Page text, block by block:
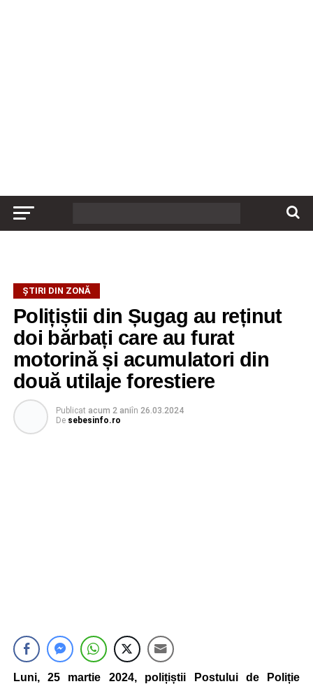
ȘTIRI DIN ZONĂ
Polițiștii din Șugag au reținut
doi bărbați care au furat
motorină și acumulatori din
două utilaje forestiere
Publicat acum 2 aniîn 26.03.2024
De sebesinfo.ro
Luni, 25 martie 2024, polițiștii Postului de Poliție